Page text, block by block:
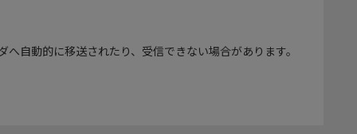
自動的に移送されたり、受信できない場合があります。